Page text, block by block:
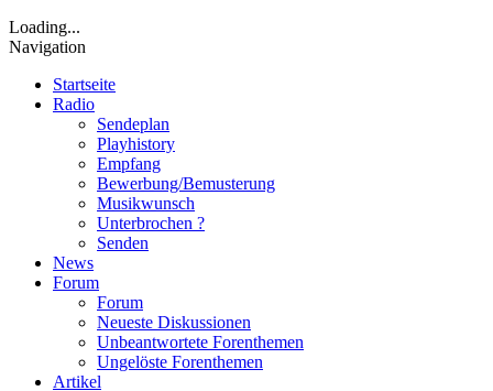
Loading...
Navigation
Startseite
Radio
Sendeplan
Playhistory
Empfang
Bewerbung/Bemusterung
Musikwunsch
Unterbrochen ?
Senden
News
Forum
Forum
Neueste Diskussionen
Unbeantwortete Forenthemen
Ungelöste Forenthemen
Artikel